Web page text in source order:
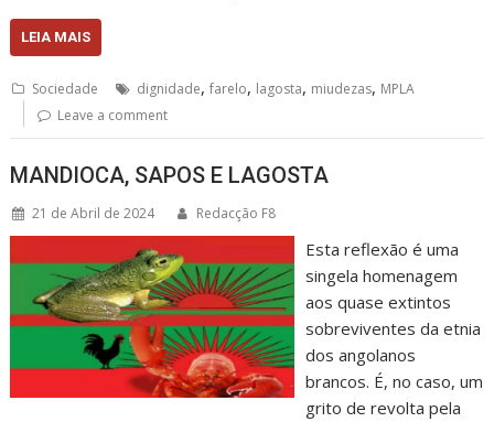
LEIA MAIS
Sociedade dignidade,farelo, lagosta, miudezas, MPLA
Leave a comment
MANDIOCA, SAPOS E LAGOSTA
21 de Abril de 2024 Redacção F8
Esta reflexão é uma
singela homenagem
aos quase extintos
sobreviventes da etnia
dos angolanos
brancos. É, no caso, um
grito de revolta pela